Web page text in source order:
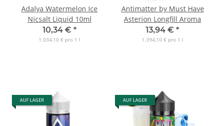
Adalya Watermelon Ice
Nicsalt Liquid 10ml
10,34 € *
1.034,10 € pro 1 l
Antimatter by Must Have
Asterion Longfill Aroma
13,94 € *
1.394,10 € pro 1 l
AUF LAGER AUF LAGER